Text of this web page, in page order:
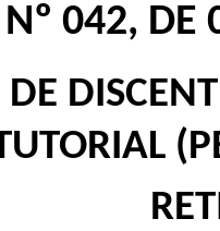
Nº 042, DE
DE